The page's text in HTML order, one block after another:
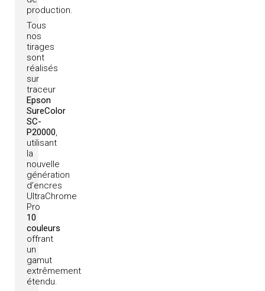
production.
Tous
nos
tirages
sont
réalisés
sur
traceur
Epson
SureColor
SC-
P20000,
utilisant
la
nouvelle
génération
d’encres
UltraChrome
Pro
10
couleurs
offrant
un
gamut
extrêmement
étendu.